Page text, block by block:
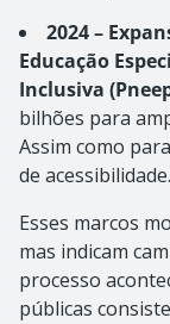
2024 –
Educação
Inclusiva
bilhões para
Assim como
de acessibilidade.
Esses marcos
mas indicam
processo
públicas